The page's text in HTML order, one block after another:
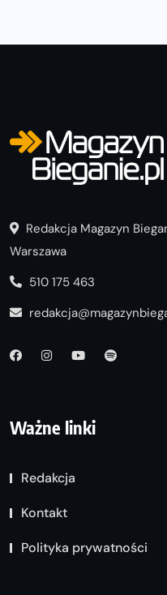
Redakcja Magazyn
Warszawa
510 175 463
Ważne linki
Redakcja
Kontakt
Polityka prywatności